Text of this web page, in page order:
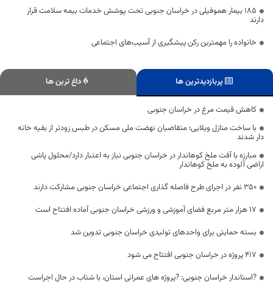
۱۸۵ بیمار هموفیلی در خراسان جنوبی تحت پوشش خدمات بیمه سلامت قرار
دارند
خانواده را مهمترین رکن پیشگیری از آسیب‌های اجتماعی
پربازدیدترین ها داغ ترین ها
کاهش قیمت مرغ در خراسان جنوبی
با ساخت منازل ویلایی؛ متقاضیان نهضت ملی مسکن در طبس زودتر از بقیه خانه
دار شدند
مبارزه با آفت ملخ کوهاندار در خراسان جنوبی نیاز به اعتبار دارد/محلول پاشی
اراضی آلوده به ملخ کوهاندار
۳۵۰ نفر در اجرای طرح فاصله گذاری اجتماعی خراسان جنوبی مشارکت دارند
۱۷ هزار متر مربع فضای آموزشی و ورزشی خراسان جنوبی آماده افتتاح است
بسته حمایتی برای واحدهای تولیدی خراسان جنوبی تدوین شد
417 پروژه در خراسان جنوبی افتتاح می شود
?استاندار خراسان جنوبی: ?پروژه های عمرانی استان، با شتاب در حال اجراست